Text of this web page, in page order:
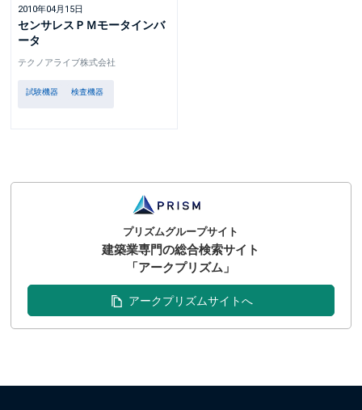
2010年04月15日
センサレスＰＭモータインバ
ータ
テクノアライブ株式会社
試験機器 検査機器
プリズムグループサイト
建築業専門の総合検索サイト
「アークプリズム」
アークプリズムサイトへ